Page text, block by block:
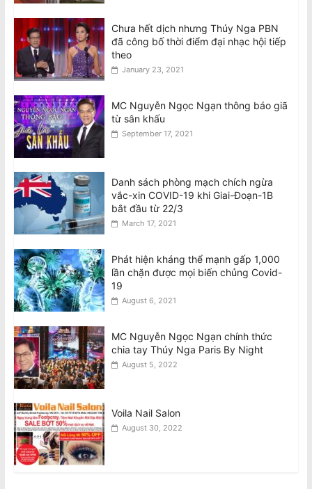
Chưa hết dịch nhưng Thúy Nga PBN
đã công bố thời điểm đại nhạc hội tiếp
theo
January 23, 2021
MC Nguyễn Ngọc Ngạn thông báo giã
từ sân khấu
September 17, 2021
Danh sách phòng mạch chích ngừa
vắc-xin COVID-19 khi Giai-Đoạn-1B
bắt đầu từ 22/3
March 17, 2021
Phát hiện kháng thể mạnh gấp 1,000
lần chặn được mọi biến chủng Covid-
19
August 6, 2021
MC Nguyễn Ngọc Ngạn chính thức
chia tay Thúy Nga Paris By Night
August 5, 2022
Voila Nail Salon
August 30, 2022